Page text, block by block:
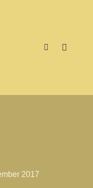
2017